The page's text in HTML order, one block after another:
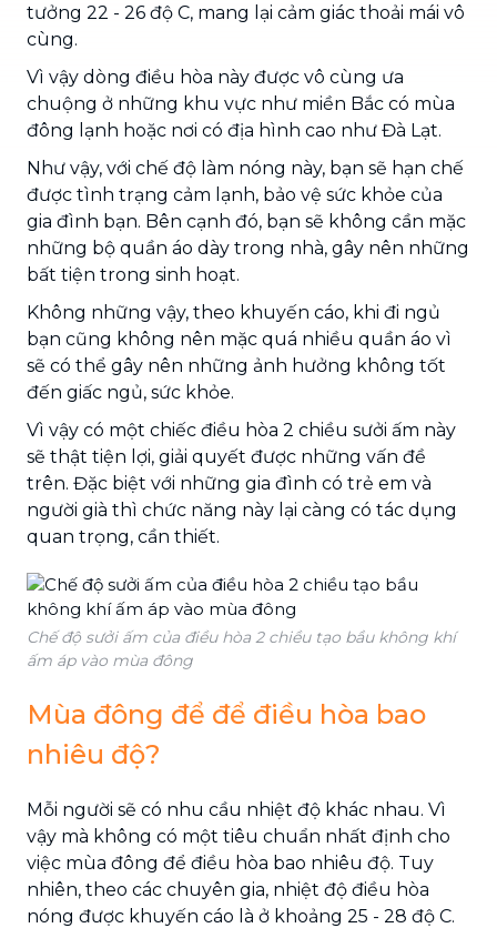
tưởng 22 - 26 độ C, mang lại cảm giác thoải mái vô
cùng.
Vì vậy dòng điều hòa này được vô cùng ưa
chuộng ở những khu vực như miền Bắc có mùa
đông lạnh hoặc nơi có địa hình cao như Đà Lạt.
Như vậy, với chế độ làm nóng này, bạn sẽ hạn chế
được tình trạng cảm lạnh, bảo vệ sức khỏe của
gia đình bạn. Bên cạnh đó, bạn sẽ không cần mặc
những bộ quần áo dày trong nhà, gây nên những
bất tiện trong sinh hoạt.
Không những vậy, theo khuyến cáo, khi đi ngủ
bạn cũng không nên mặc quá nhiều quần áo vì
sẽ có thể gây nên những ảnh hưởng không tốt
đến giấc ngủ, sức khỏe.
Vì vậy có một chiếc điều hòa 2 chiều sưởi ấm này
sẽ thật tiện lợi, giải quyết được những vấn đề
trên. Đặc biệt với những gia đình có trẻ em và
người già thì chức năng này lại càng có tác dụng
quan trọng, cần thiết.
Chế độ sưởi ấm của điều hòa 2 chiều tạo bầu không khí
ấm áp vào mùa đông
Mùa đông để để điều hòa bao
nhiêu độ?
Mỗi người sẽ có nhu cầu nhiệt độ khác nhau. Vì
vậy mà không có một tiêu chuẩn nhất định cho
việc mùa đông để điều hòa bao nhiêu độ. Tuy
nhiên, theo các chuyên gia, nhiệt độ điều hòa
nóng được khuyến cáo là ở khoảng 25 - 28 độ C.